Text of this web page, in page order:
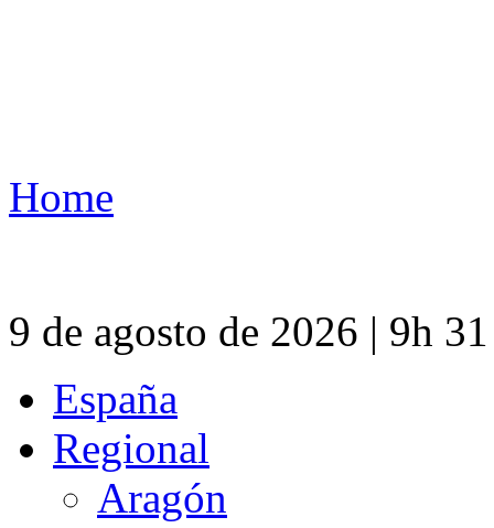
Home
9 de agosto de 2026 | 9h
España
Regional
Aragón